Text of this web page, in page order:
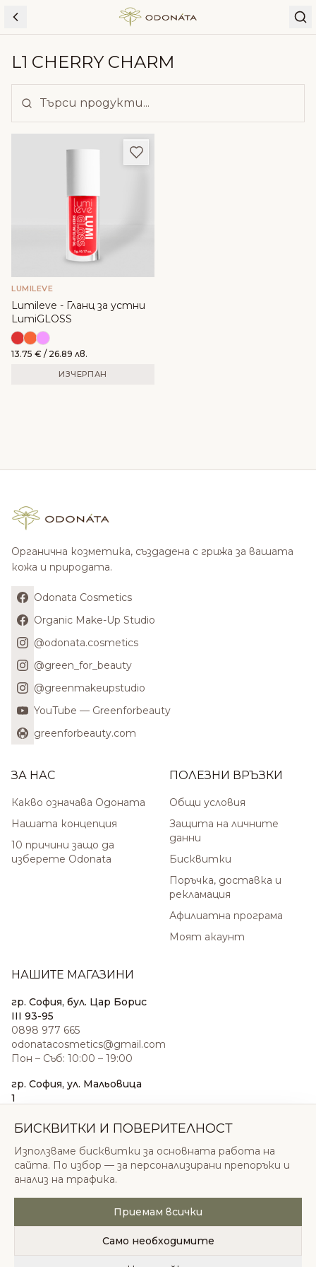
Skip to content
L1 CHERRY CHARM
Добави в любими
LUMILEVE
Lumileve - Гланц за устни
LumiGLOSS
13.75 € / 26.89 лв.
ИЗЧЕРПАН
Органична козметика, създадена с грижа за вашата
кожа и природата.
Odonata Cosmetics
Organic Make-Up Studio
@odonata.cosmetics
@green_for_beauty
@greenmakeupstudio
YouTube — Greenforbeauty
greenforbeauty.com
ЗА НАС
Какво означава Одоната
Нашата концепция
10 причини защо да
изберете Odonata
ПОЛЕЗНИ ВРЪЗКИ
Общи условия
Защита на личните
данни
Бисквитки
Поръчка, доставка и
рекламация
Афилиатна програма
Моят акаунт
НАШИТЕ МАГАЗИНИ
гр. София, бул. Цар Борис
III 93-95
0898 977 665
odonatacosmetics@gmail.com
Пон – Съб: 10:00 – 19:00
гр. София, ул. Мальовица
1
sales@odonatacosmetics.com
Нед: 11:00 – 18:00
© 2026 Одоната Козметикс ООД. Всички права
запазени.
Политика за поверителностОбщи условия
БИСКВИТКИ И ПОВЕРИТЕЛНОСТ
Използваме бисквитки за основната работа на
сайта. По избор — за персонализирани препоръки и
анализ на трафика.
Приемам всички
Само необходимите